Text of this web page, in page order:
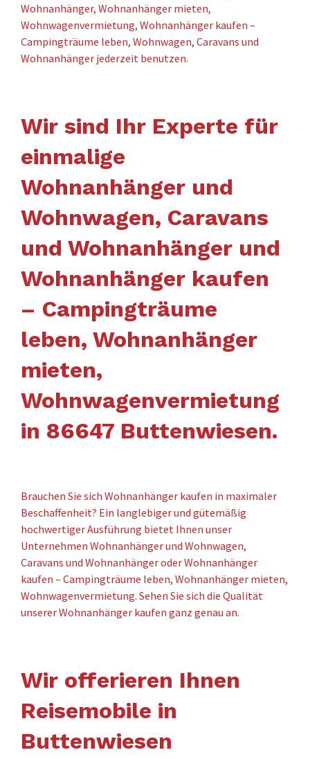
Wohnanhänger, Wohnanhänger mieten,
Wohnwagenvermietung, Wohnanhänger kaufen –
Campingträume leben, Wohnwagen, Caravans und
Wohnanhänger jederzeit benutzen.
Wir sind Ihr Experte für
einmalige
Wohnanhänger und
Wohnwagen, Caravans
und Wohnanhänger und
Wohnanhänger kaufen
– Campingträume
leben, Wohnanhänger
mieten,
Wohnwagenvermietung
in 86647 Buttenwiesen.
Brauchen Sie sich Wohnanhänger kaufen in maximaler
Beschaffenheit? Ein langlebiger und gütemäßig
hochwertiger Ausführung bietet Ihnen unser
Unternehmen Wohnanhänger und Wohnwagen,
Caravans und Wohnanhänger oder Wohnanhänger
kaufen – Campingträume leben, Wohnanhänger mieten,
Wohnwagenvermietung. Sehen Sie sich die Qualität
unserer Wohnanhänger kaufen ganz genau an.
Wir offerieren Ihnen
Reisemobile in
Buttenwiesen